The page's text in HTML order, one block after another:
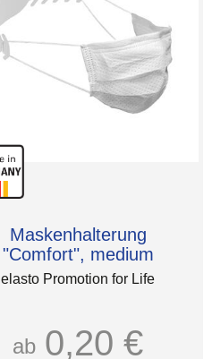
Maskenhalterung
"Comfort", medium
elasto Promotion for Life
ab 0,20 €